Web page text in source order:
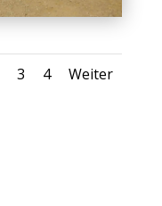
3 4 Weiter